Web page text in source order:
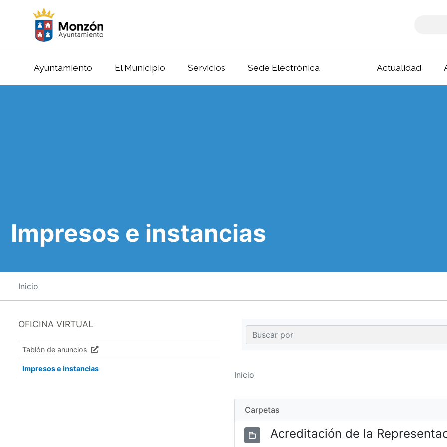
Ayuntamiento El Municipio Servicios Sede Electrónica Actualidad
Impresos e instancias
Inicio
OFICINA VIRTUAL
Tablón de anuncios
Impresos e instancias
Inicio
Carpetas
Acreditación de la